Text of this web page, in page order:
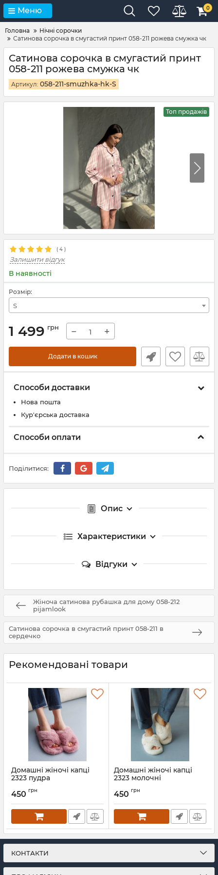
Меню 0
Головна
Нічні сорочки
Сатинова сорочка в смугастий принт 058-211 рожева смужка чк
Сатинова сорочка в смугастий принт
058-211 рожева смужка чк
Артикул: 058-211-smuzhka-hk-S
Топ продажів
( 4 )
Залишити відгук
В наявності
Розмір:
S
1 499 грн − +
Додати в кошик
Способи доставки
Нова пошта
Кур'єрська доставка
Способи оплати
Поділитися:
Опис
Характеристики
Відгуки
Жіноча сатинова рубашка для дому 058-212
pijamlook
Сатинова сорочка в смугастий принт 058-211 в
сердечко
Рекомендовані товари
Домашні жіночі капці
2323 пудра
450 грн
Домашні жіночі капці
2323 молочні
450 грн
КОНТАКТИ